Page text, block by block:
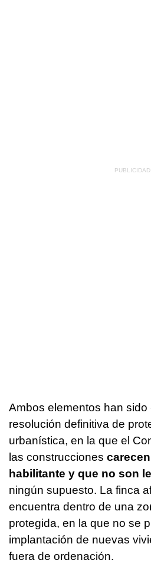
Ambos elementos han sido
resolución definitiva de
urbanística, en la que el
las construcciones
habilitante y que no son
ningún supuesto. La finca
encuentra dentro de una
protegida, en la que no se
implantación de nuevas
fuera de ordenación.